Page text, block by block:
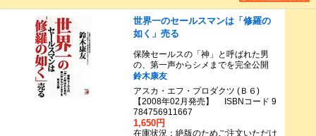
世界一のセールスマンは「修羅の
如く」売る
保険セールスの「神」と呼ばれた男
の、第一声からシメまでを完全公開
鈴木康友
アスカ・エフ・プロダクツ (Ｂ６)
【2008年02月発売】 ISBNコード 9
784756911667
1,650円
在庫状況：絶版のためご注文いただけ